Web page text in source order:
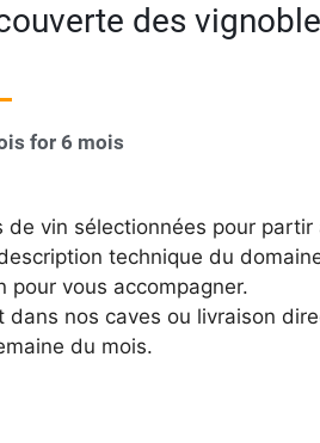
des
for 6 mois
de vin sélectionnées pour
technique du
pour vous accompagner.
dans nos caves ou livraison
du mois.